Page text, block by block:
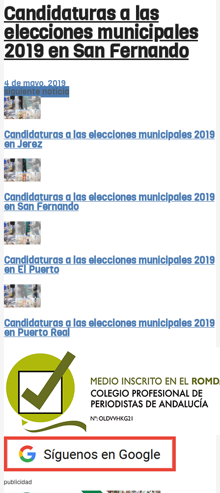
Candidaturas a las
elecciones municipales
2019 en San Fernando
4 de mayo, 2019
siguiente noticia
Candidaturas a las elecciones municipales 2019
en Jerez
Candidaturas a las elecciones municipales 2019
en San Fernando
Candidaturas a las elecciones municipales 2019
en El Puerto
Candidaturas a las elecciones municipales 2019
en Puerto Real
publicidad